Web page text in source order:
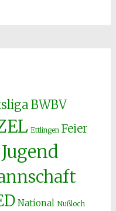
BWBV
Ettlingen Feier
Jugend
National Nußloch